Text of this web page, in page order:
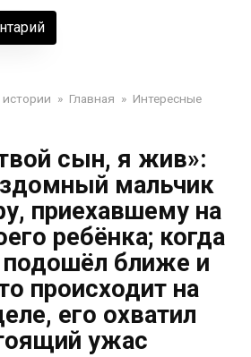
» Главная » Интересные
сын, я жив»:
мальчик
приехавшему на
ребёнка; когда
ближе и
происходит на
его охватил
ужас